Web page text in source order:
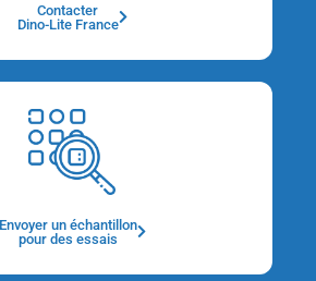
Contacter
Dino-Lite France
Envoyer un échantillon
pour des essais